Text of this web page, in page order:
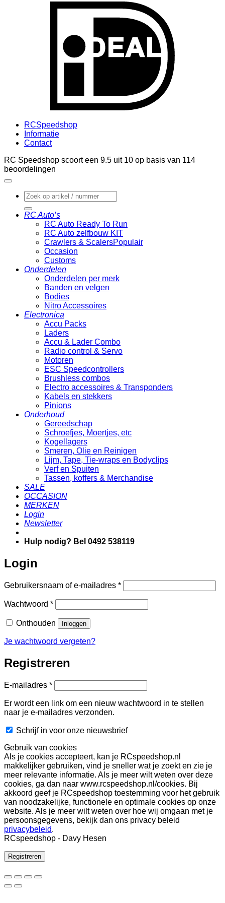
RCSpeedshop
Informatie
Contact
RC Speedshop scoort een 9.5 uit 10 op basis van 114
beoordelingen
Zoeken
naar:
RC Auto’s
RC Auto Ready To Run
RC Auto zelfbouw KIT
Crawlers & Scalers
Occasion
Customs
Onderdelen
Onderdelen per merk
Banden en velgen
Bodies
Nitro Accessoires
Electronica
Accu Packs
Laders
Accu & Lader Combo
Radio control & Servo
Motoren
ESC Speedcontrollers
Brushless combos
Electro accessoires & Transponders
Kabels en stekkers
Pinions
Onderhoud
Gereedschap
Schroefjes, Moertjes, etc
Kogellagers
Smeren, Olie en Reinigen
Lijm, Tape, Tie-wraps en Bodyclips
Verf en Spuiten
Tassen, koffers & Merchandise
SALE
OCCASION
MERKEN
Login
Newsletter
Hulp nodig? Bel 0492 538119
Login
Gebruikersnaam of e-mailadres *Vereist
Wachtwoord *Vereist
Onthouden Inloggen
Je wachtwoord vergeten?
Registreren
E-mailadres *Vereist
Er wordt een link om een nieuw wachtwoord in te stellen
naar je e-mailadres verzonden.
Schrijf in voor onze nieuwsbrief
Gebruik van cookies
Als je cookies accepteert, kan je RCspeedshop.nl
makkelijker gebruiken, vind je sneller wat je zoekt en zie je
meer relevante informatie. Als je meer wilt weten over deze
cookies, ga dan naar www.rcspeedshop.nl/cookies. Bij
akkoord geef je RCspeedshop toestemming voor het gebruik
van noodzakelijke, functionele en optimale cookies op onze
website. Als je meer wilt weten over hoe wij omgaan met je
persoonsgegevens, bekijk dan ons privacy beleid
privacybeleid.
RCspeedshop - Davy Hesen
Registreren